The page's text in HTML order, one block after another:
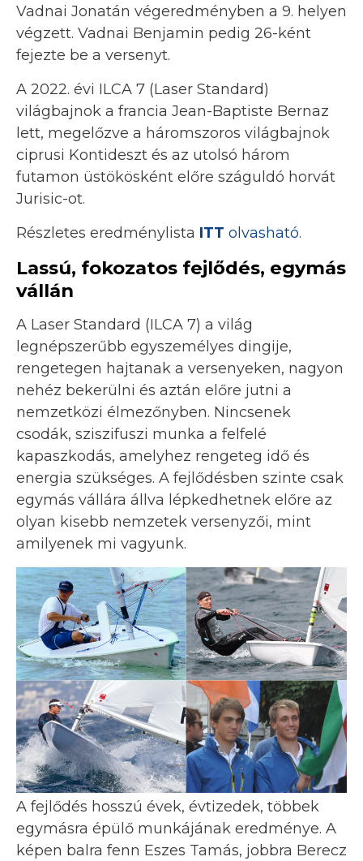
Vadnai Jonatán végeredményben a 9. helyen
végzett. Vadnai Benjamin pedig 26-ként
fejezte be a versenyt.
A 2022. évi ILCA 7 (Laser Standard)
világbajnok a francia Jean-Baptiste Bernaz
lett, megelőzve a háromszoros világbajnok
ciprusi Kontideszt és az utolsó három
futamon üstökösként előre száguldó horvát
Jurisic-ot.
Részletes eredménylista ITT olvasható.
Lassú, fokozatos fejlődés, egymás
vállán
A Laser Standard (ILCA 7) a világ
legnépszerűbb egyszemélyes dingije,
rengetegen hajtanak a versenyeken, nagyon
nehéz bekerülni és aztán előre jutni a
nemzetközi élmezőnyben. Nincsenek
csodák, sziszifuszi munka a felfelé
kapaszkodás, amelyhez rengeteg idő és
energia szükséges. A fejlődésben szinte csak
egymás vállára állva lépkedhetnek előre az
olyan kisebb nemzetek versenyzői, mint
amilyenek mi vagyunk.
A fejlődés hosszú évek, évtizedek, többek
egymásra épülő munkájának eredménye. A
képen balra fenn Eszes Tamás, jobbra Berecz